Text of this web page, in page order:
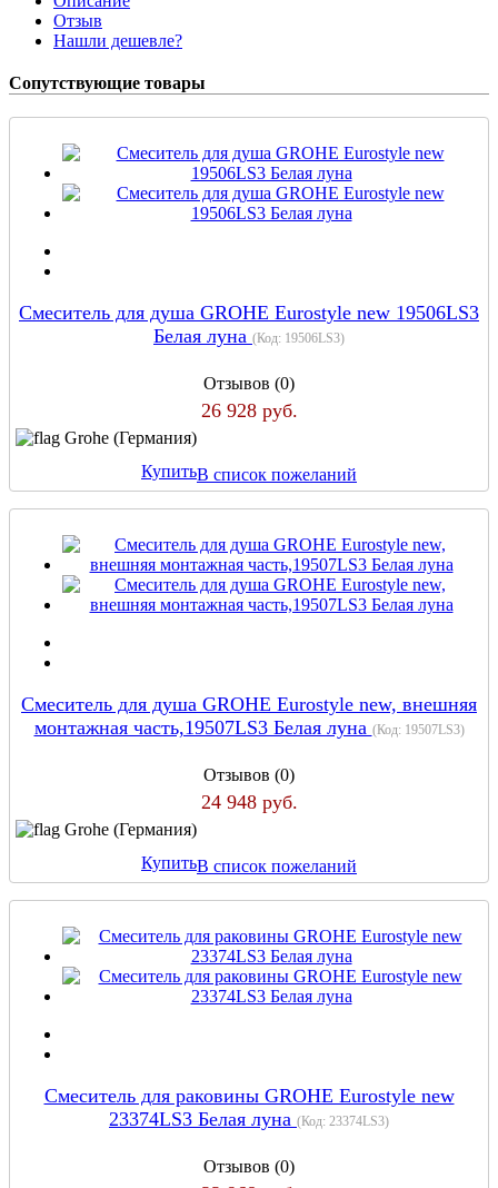
Отзыв
Нашли дешевле?
Сопутствующие товары
Смеситель для душа GROHE Eurostyle new 19506LS3
Белая луна (Код: 19506LS3)
Отзывов (0)
26 928 руб.
Grohe (Германия)
КупитьВ список пожеланий
Смеситель для душа GROHE Eurostyle new, внешняя
монтажная часть,19507LS3 Белая луна (Код: 19507LS3)
Отзывов (0)
24 948 руб.
Grohe (Германия)
КупитьВ список пожеланий
Смеситель для раковины GROHE Eurostyle new
23374LS3 Белая луна (Код: 23374LS3)
Отзывов (0)